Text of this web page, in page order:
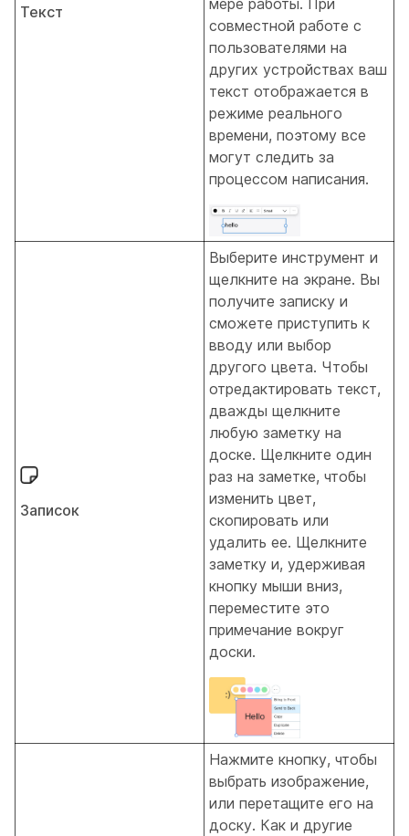
Текст
совместной работе с
пользователями на
других устройствах ваш
текст отображается в
режиме реального
времени, поэтому все
могут следить за
процессом написания.
Записок
Выберите инструмент и
щелкните на экране. Вы
получите записку и
сможете приступить к
вводу или выбор
другого цвета. Чтобы
отредактировать текст,
дважды щелкните
любую заметку на
доске. Щелкните один
раз на заметке, чтобы
изменить цвет,
скопировать или
удалить ее. Щелкните
заметку и, удерживая
кнопку мыши вниз,
переместите это
примечание вокруг
доски.
Нажмите кнопку, чтобы
выбрать изображение,
или перетащите его на
доску. Как и другие